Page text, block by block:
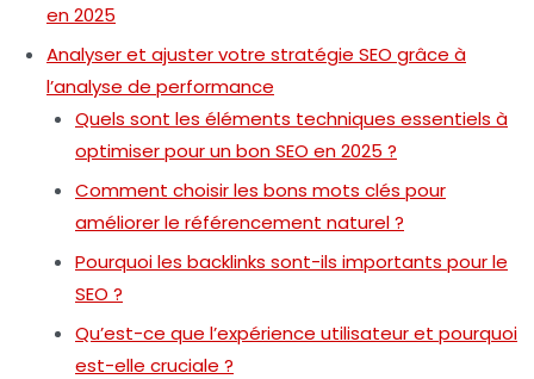
en 2025
Analyser et ajuster votre stratégie SEO grâce à
l’analyse de performance
Quels sont les éléments techniques essentiels à
optimiser pour un bon SEO en 2025 ?
Comment choisir les bons mots clés pour
améliorer le référencement naturel ?
Pourquoi les backlinks sont-ils importants pour le
SEO ?
Qu’est-ce que l’expérience utilisateur et pourquoi
est-elle cruciale ?